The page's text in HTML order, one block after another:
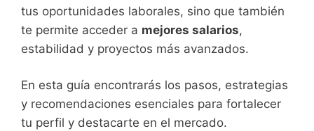
tus oportunidades laborales, sino que también
te permite acceder a mejores salarios,
estabilidad y proyectos más avanzados.
En esta guía encontrarás los pasos, estrategias
y recomendaciones esenciales para fortalecer
tu perfil y destacarte en el mercado.